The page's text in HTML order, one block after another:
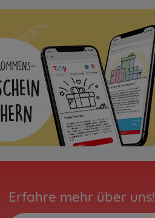
Erfahre mehr über uns!